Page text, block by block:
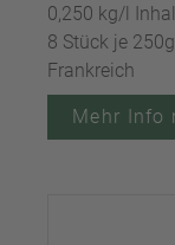
0,250 kg/l
8 Stück je
Frankreich
Mehr Info